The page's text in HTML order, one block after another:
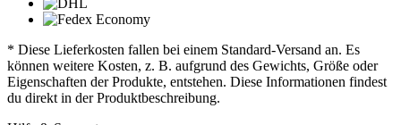
* Diese Lieferkosten fallen bei einem Standard-Versand an. Es
können weitere Kosten, z. B. aufgrund des Gewichts, Größe oder
Eigenschaften der Produkte, entstehen. Diese Informationen findest
du direkt in der Produktbeschreibung.